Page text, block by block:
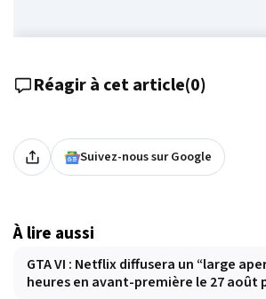
Réagir à cet article(0)
Suivez-nous sur Google
À lire aussi
GTA VI : Netflix diffusera un “large
heures en avant-première le 27 août